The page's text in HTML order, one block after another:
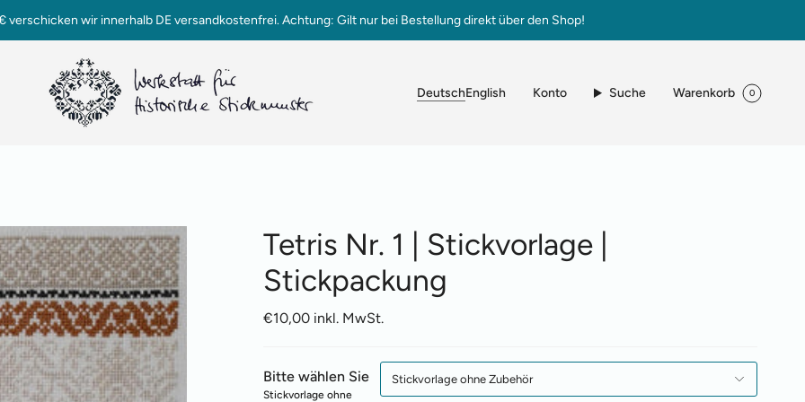
verschicken wir innerhalb DE versandkostenfrei. Achtung: Gilt nur bei Bestellung direkt über den Shop!
DeutschEnglish Konto Suche Warenkorb 0
Tetris Nr. 1 | Stickvorlage |
Stickpackung
€10,00 inkl. MwSt.
Bitte wählen Sie
Stickvorlage ohne
Stickvorlage ohne Zubehör